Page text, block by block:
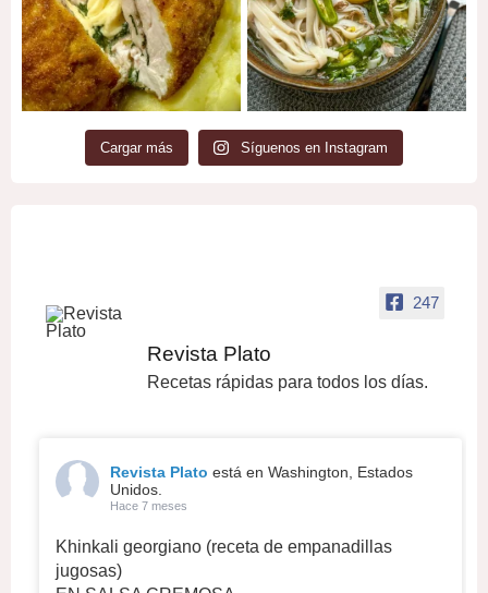
Cargar más Síguenos en Instagram
247
Revista Plato
Recetas rápidas para todos los días.
Revista Plato está en Washington, Estados
Unidos.
Hace 7 meses
Khinkali georgiano (receta de empanadillas
jugosas)